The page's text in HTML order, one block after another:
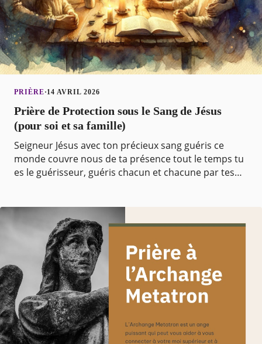
PRIÈRE·14 AVRIL 2026
Prière de Protection sous le Sang de Jésus
(pour soi et sa famille)
Seigneur Jésus avec ton précieux sang guéris ce
monde couvre nous de ta présence tout le temps tu
es le guérisseur, guéris chacun et chacune par tes